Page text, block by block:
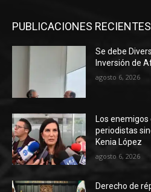
PUBLICACIONES RECIENTES
Se debe
Inversión de
agosto 6, 2026
Los enemigos
periodistas
Kenia López
agosto 6, 2026
Derecho de